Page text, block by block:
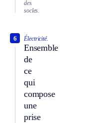
des
socles.
Électricité.
Ensemble
de
ce
qui
compose
une
prise
6